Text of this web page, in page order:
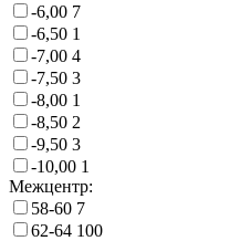
-6,00 7
-6,50 1
-7,00 4
-7,50 3
-8,00 1
-8,50 2
-9,50 3
-10,00 1
Межцентр:
58-60 7
62-64 100